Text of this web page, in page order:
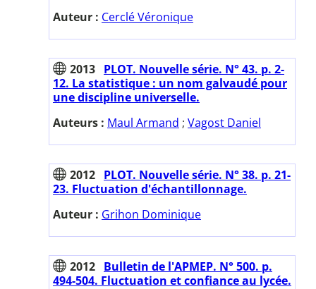
Auteur : Cerclé Véronique
2013 PLOT. Nouvelle série. N° 43. p. 2-
12. La statistique : un nom galvaudé pour
une discipline universelle.
Auteurs : Maul Armand ; Vagost Daniel
2012 PLOT. Nouvelle série. N° 38. p. 21-
23. Fluctuation d'échantillonnage.
Auteur : Grihon Dominique
2012 Bulletin de l'APMEP. N° 500. p.
494-504. Fluctuation et confiance au lycée.